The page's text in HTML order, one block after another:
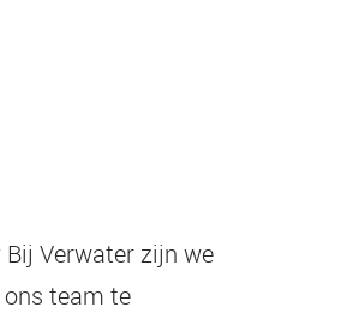
Verwater zijn we
ons team te